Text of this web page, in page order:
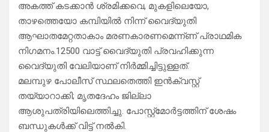
അകത്ത് കടക്കാൻ ശ്രമിക്കവെ, മുകളിലെയോ,
താഴത്തെയോ കമ്പിയിൽ നിന്ന് വൈദ്യുതി
ആഘാതമേറ്റതാകാം മരണകാരണമെന്ന്ണ് പ്രാഥമിക
നിഗമനം.12500 വാട്ട് വൈദ്യുതി പ്രവഹിക്കുന്ന
വൈദ്യുതി വേലിയാണ് നിർമ്മിച്ചിട്ടുള്ളത്.
മലമ്പുഴ പോലീസ് സ്ഥലതെത്തി ഇൻക്വസ്റ്റ്
തയ്യാറാക്കി; മൃതദേഹം ജില്ലാ
ആശുപത്രിയിലെത്തിച്ചു. പോസ്റ്റ്മോർട്ടത്തിന് ശേഷം
ബന്ധുകൾക്ക് വിട്ട് നൽകി.